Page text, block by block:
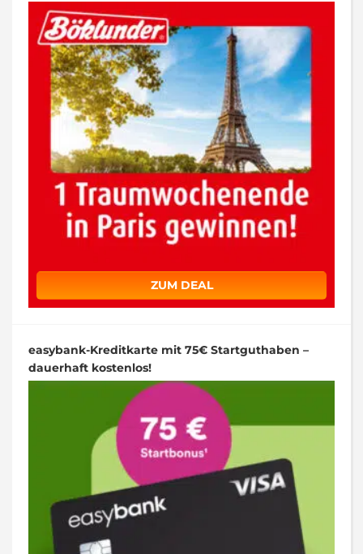
ZUM DEAL
easybank-Kreditkarte mit 75€ Startguthaben –
dauerhaft kostenlos!